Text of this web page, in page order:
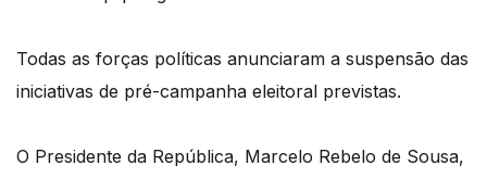
Todas as forças políticas anunciaram a suspensão das
iniciativas de pré-campanha eleitoral previstas.
O Presidente da República, Marcelo Rebelo de Sousa,